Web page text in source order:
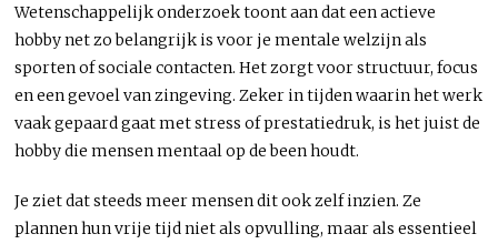
Wetenschappelijk onderzoek toont aan dat een actieve
hobby net zo belangrijk is voor je mentale welzijn als
sporten of sociale contacten. Het zorgt voor structuur, focus
en een gevoel van zingeving. Zeker in tijden waarin het werk
vaak gepaard gaat met stress of prestatiedruk, is het juist de
hobby die mensen mentaal op de been houdt.
Je ziet dat steeds meer mensen dit ook zelf inzien. Ze
plannen hun vrije tijd niet als opvulling, maar als essentieel